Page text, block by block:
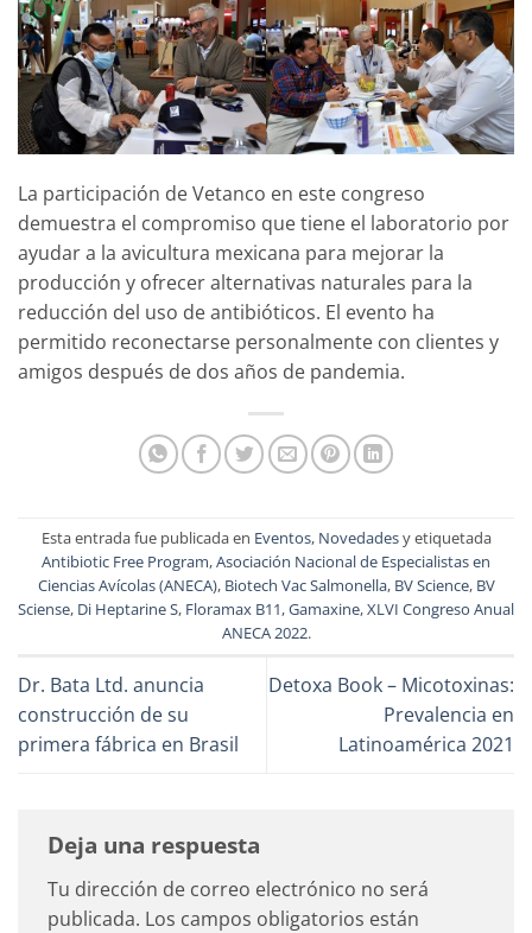
La participación de Vetanco en este congreso
demuestra el compromiso que tiene el laboratorio por
ayudar a la avicultura mexicana para mejorar la
producción y ofrecer alternativas naturales para la
reducción del uso de antibióticos. El evento ha
permitido reconectarse personalmente con clientes y
amigos después de dos años de pandemia.
Esta entrada fue publicada en Eventos, Novedadesy etiquetada
Antibiotic Free Program,Asociación Nacional de Especialistas en
Ciencias Avícolas (ANECA), Biotech Vac Salmonella, BV Science, BV
Sciense, Di Heptarine S, Floramax B11,Gamaxine,XLVI Congreso Anual
ANECA 2022.
Dr. Bata Ltd. anuncia
construcción de su
primera fábrica en Brasil
Detoxa Book – Micotoxinas:
Prevalencia en
Latinoamérica 2021
Deja una respuesta
Tu dirección de correo electrónico no será
publicada. Los campos obligatorios están